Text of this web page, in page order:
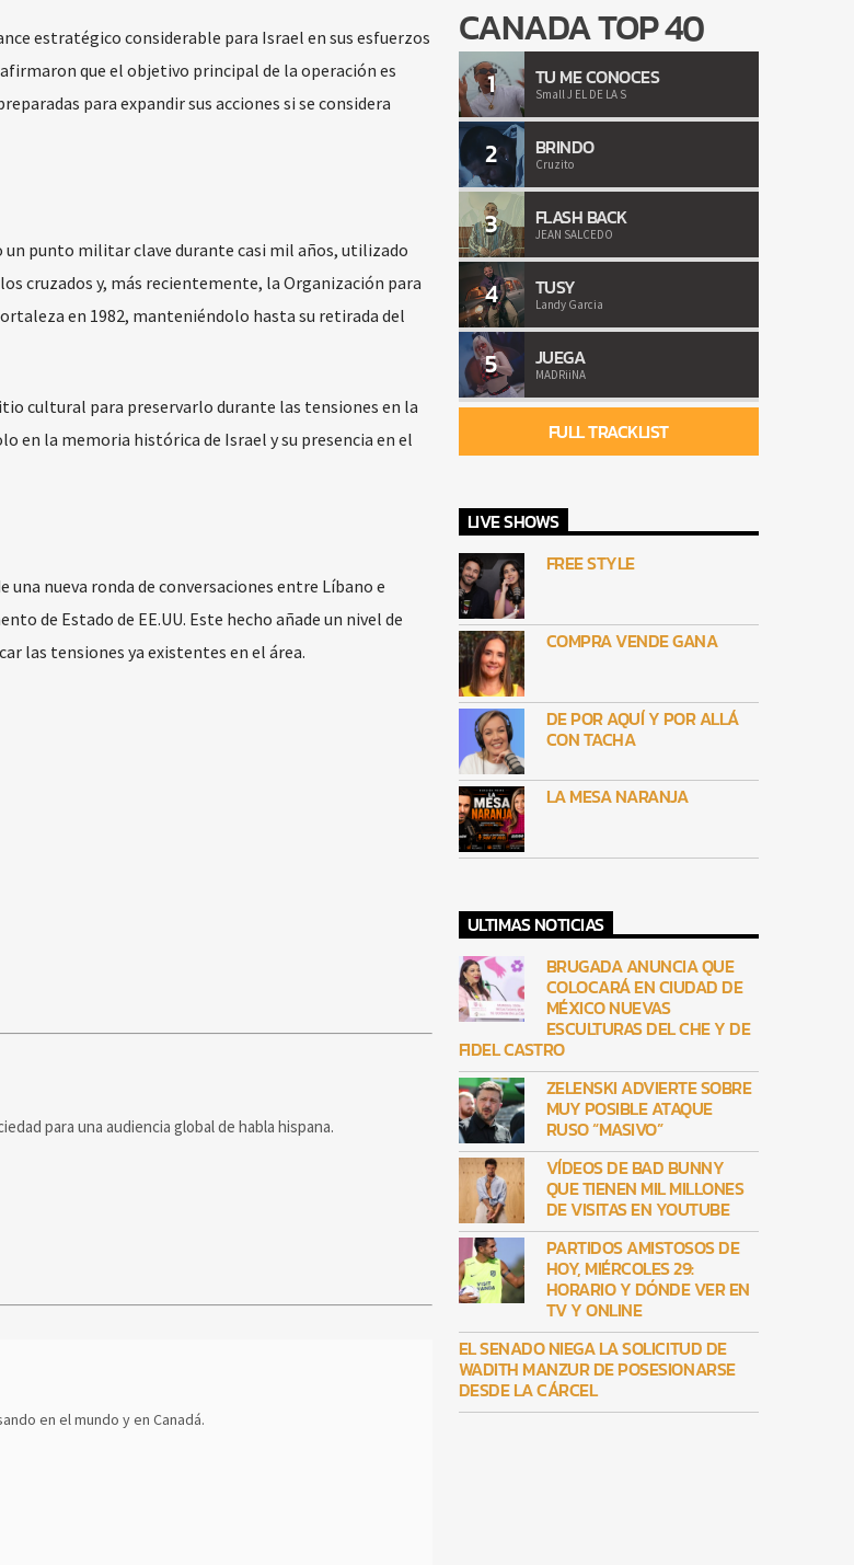
estratégico considerable para Israel en sus esfuerzos
que el objetivo principal de la operación es
para expandir sus acciones si se considera
punto militar clave durante casi mil años, utilizado
cruzados y, más recientemente, la Organización para
en 1982, manteniéndolo hasta su retirada del
cultural para preservarlo durante las tensiones en la
en la memoria histórica de Israel y su presencia en el
nueva ronda de conversaciones entre Líbano e
de Estado de EE.UU. Este hecho añade un nivel de
las tensiones ya existentes en el área.
para una audiencia global de habla hispana.
en el mundo y en Canadá.
CANADA TOP 40
1 TU ME CONOCES
Small J EL DE LA S
2 BRINDO
Cruzito
3 FLASH BACK
JEAN SALCEDO
4 TUSY
Landy Garcia
5 JUEGA
MADRiiNA
FULL TRACKLIST
LIVE SHOWS
FREE STYLE
COMPRA VENDE GANA
DE POR AQUÍ Y POR ALLÁ
CON TACHA
LA MESA NARANJA
ULTIMAS NOTICIAS
BRUGADA ANUNCIA QUE
COLOCARÁ EN CIUDAD DE
MÉXICO NUEVAS
ESCULTURAS DEL CHE Y DE
FIDEL CASTRO
ZELENSKI ADVIERTE SOBRE
MUY POSIBLE ATAQUE
RUSO “MASIVO”
VÍDEOS DE BAD BUNNY
QUE TIENEN MIL MILLONES
DE VISITAS EN YOUTUBE
PARTIDOS AMISTOSOS DE
HOY, MIÉRCOLES 29:
HORARIO Y DÓNDE VER EN
TV Y ONLINE
EL SENADO NIEGA LA SOLICITUD DE
WADITH MANZUR DE POSESIONARSE
DESDE LA CÁRCEL